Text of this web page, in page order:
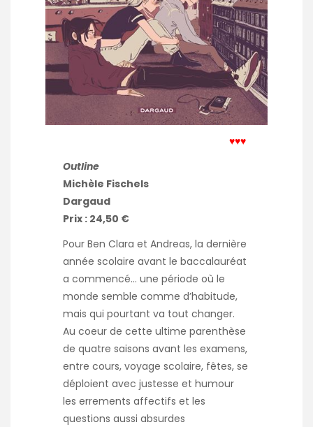
♥♥♥
Outline
Michèle Fischels
Dargaud
Prix : 24,50 €
Pour Ben Clara et Andreas, la dernière
année scolaire avant le baccalauréat
a commencé… une période où le
monde semble comme d’habitude,
mais qui pourtant va tout changer.
Au coeur de cette ultime parenthèse
de quatre saisons avant les examens,
entre cours, voyage scolaire, fêtes, se
déploient avec justesse et humour
les errements affectifs et les
questions aussi absurdes